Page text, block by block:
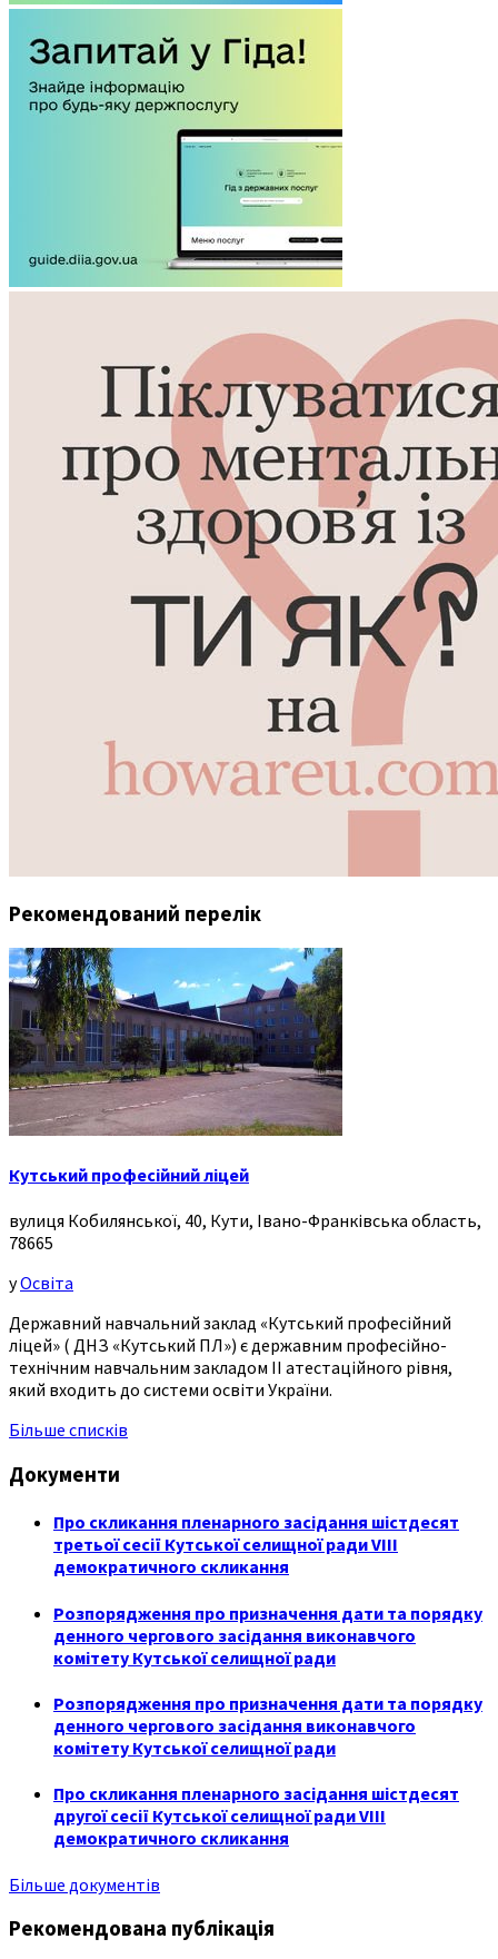
Рекомендований перелік
Кутський професійний ліцей
вулиця Кобилянської, 40, Кути, Івано-Франківська область,
78665
уОсвіта
Державний навчальний заклад «Кутський професійний
ліцей» ( ДНЗ «Кутський ПЛ») є державним професійно-
технічним навчальним закладом ІІ атестаційного рівня,
який входить до системи освіти України.
Більше списків
Документи
Про скликання пленарного засідання шістдесят
третьої сесії Кутської селищної ради VIII
демократичного скликання
Розпорядження про призначення дати та порядку
денного чергового засідання виконавчого
комітету Кутської селищної ради
Розпорядження про призначення дати та порядку
денного чергового засідання виконавчого
комітету Кутської селищної ради
Про скликання пленарного засідання шістдесят
другої сесії Кутської селищної ради VIII
демократичного скликання
Більше документів
Рекомендована публікація